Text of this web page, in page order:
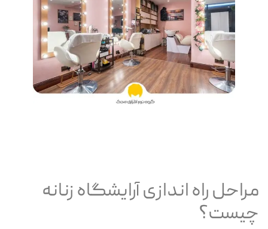
مراحل راه اندازی آرایشگاه زنانه
چیست؟